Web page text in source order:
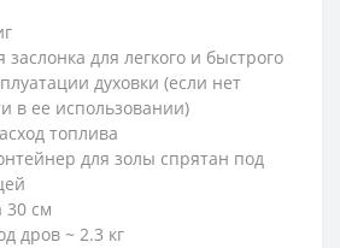
для легкого и быстрого
духовки (если нет
в ее использовании)
топлива
для золы спрятан под
30 см
дров ~ 2.3 кг